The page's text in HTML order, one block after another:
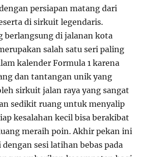
persiapan matang dari
di sirkuit legendaris.
berlangsung di jalanan kota
salah satu seri paling
kalender Formula 1 karena
dan tantangan unik yang
sirkuit jalan raya yang sangat
sedikit ruang untuk menyalip
kesalahan kecil bisa berakibat
meraih poin. Akhir pekan ini
sesi latihan bebas pada